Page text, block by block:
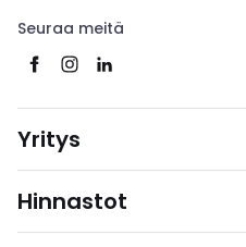
Seuraa meitä
Yritys
Hinnastot